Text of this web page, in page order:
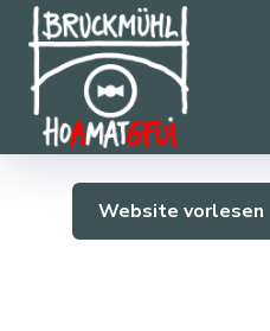
Website vorlesen